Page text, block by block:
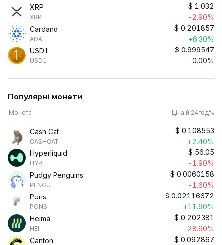
XRP
XRP
$ 1.032
-2.90%
Cardano
ADA
$ 0.201857
+6.30%
USD1
USD1
$ 0.999547
0.00%
Популярні монети
Монета Ціна й 24год%
Cash Cat
CASHCAT
$ 0.108553
+2.40%
Hyperliquid
HYPE
$ 56.05
-1.90%
Pudgy Penguins
PENGU
$ 0.0060158
-1.60%
Pons
PONS
$ 0.02116672
+11.90%
Heima
HEI
$ 0.202381
-28.90%
Canton
$ 0.092867